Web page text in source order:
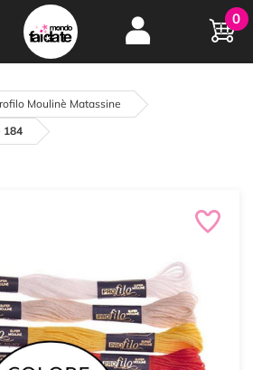
Hobby e
creatività...
oltre 15 anni online
0
Moulinè Matassine
184